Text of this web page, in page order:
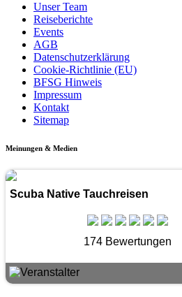
Unser Team
Reiseberichte
Events
AGB
Datenschutzerklärung
Cookie-Richtlinie (EU)
BFSG Hinweis
Impressum
Kontakt
Sitemap
Meinungen & Medien
Scuba Native Tauchreisen
174 Bewertungen